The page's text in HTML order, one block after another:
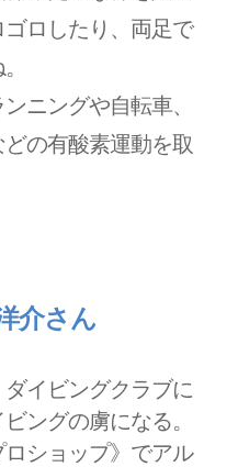
ロしたり、両足で
ニングや自転車、
の有酸素運動を取
介さん
イビングクラブに
ングの虜になる。
ショップ》でアル